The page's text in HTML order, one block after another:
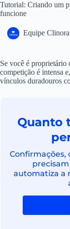
Tutorial: Criando um
funcione
Equipe Clinora
Se você é proprietário
competição é intensa
vínculos duradouros
Quanto
Confirmações,
precisam
automatiza a